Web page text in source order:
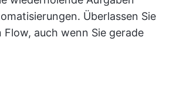
Überlassen Sie
Flow, auch wenn Sie gerade